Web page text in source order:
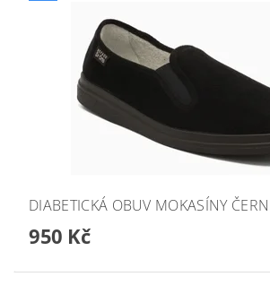
DIABETICKÁ OBUV MOKASÍNY
950 Kč